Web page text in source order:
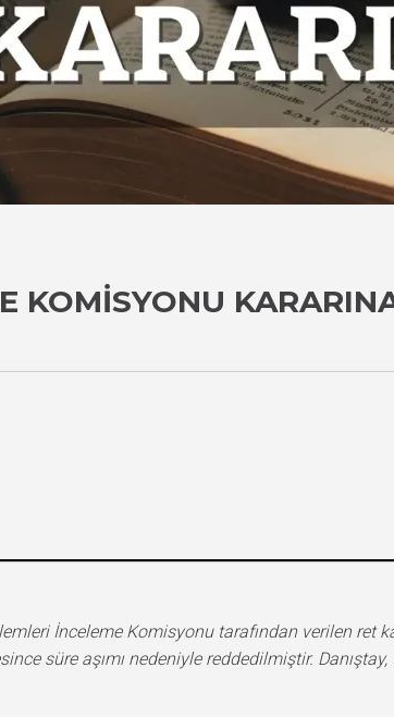
KOMISYONU
İnceleme Komisyonu tarafından verilen ret
süre aşımı nedeniyle reddedilmiştir.